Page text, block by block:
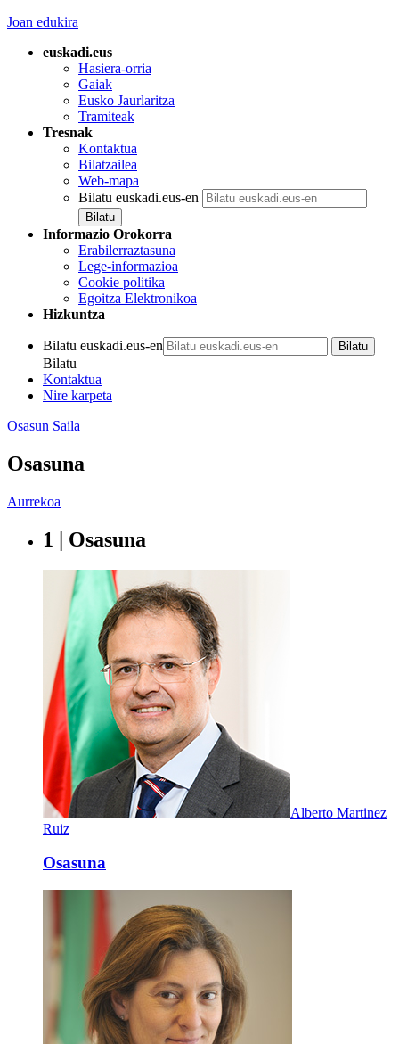
Joan edukira
euskadi.eus
Hasiera-orria
Gaiak
Eusko Jaurlaritza
Tramiteak
Tresnak
Kontaktua
Bilatzailea
Web-mapa
Bilatu euskadi.eus-en
Informazio Orokorra
Erabilerraztasuna
Lege-informazioa
Cookie politika
Egoitza Elektronikoa
Hizkuntza
Bilatu euskadi.eus-en
Bilatu
Kontaktua
Nire karpeta
Osasun Saila
Osasuna
Aurrekoa
1 | Osasuna
Alberto Martinez
Ruiz
Osasuna